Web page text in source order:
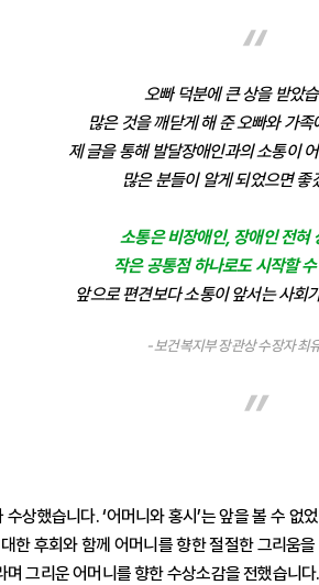
“
오빠 덕분에 큰 상을 받았
많은 것을 깨닫게 해 준 오빠와 가족
제 글을 통해 발달장애인과의 소통이
많은 분들이 알게 되었으면 좋
소통은 비장애인, 장애인 전혀
작은 공통점 하나로도 시작할
앞으로 편견보다 소통이 앞서는 사회
- 보건복지부 장관상 수장자 최
”
수상했습니다. ‘어머니와 홍시’는 앞을 볼 수
한 후회와 함께 어머니를 향한 절절한 그리움
그리운 어머니를 향한 수상소감을 전했습니다.